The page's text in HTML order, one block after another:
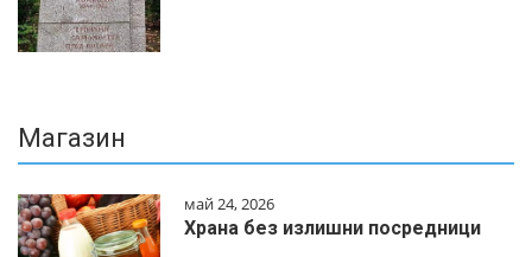
Магазин
май 24, 2026
Храна без излишни посредници